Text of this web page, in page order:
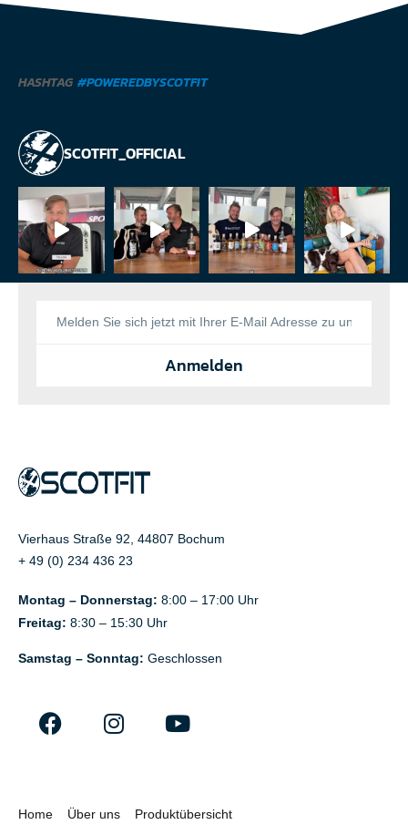
HASHTAG #POWEREDBYSCOTFIT
SCOTFIT_OFFICIAL
Anmelden
Vierhaus Straße 92, 44807 Bochum
+ 49 (0) 234 436 23
Montag – Donnerstag: 8:00 – 17:00 Uhr
Freitag: 8:30 – 15:30 Uhr
Samstag – Sonntag: Geschlossen
Home Über uns Produktübersicht